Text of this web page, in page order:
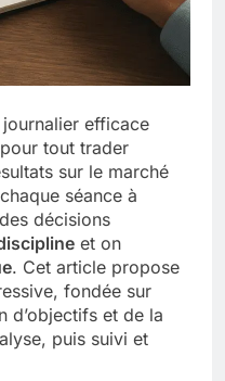
efficace
tout trader
sur le marché
séance à
décisions
et on
. Cet article propose
fondée sur
d’objectifs et de la
puis suivi et